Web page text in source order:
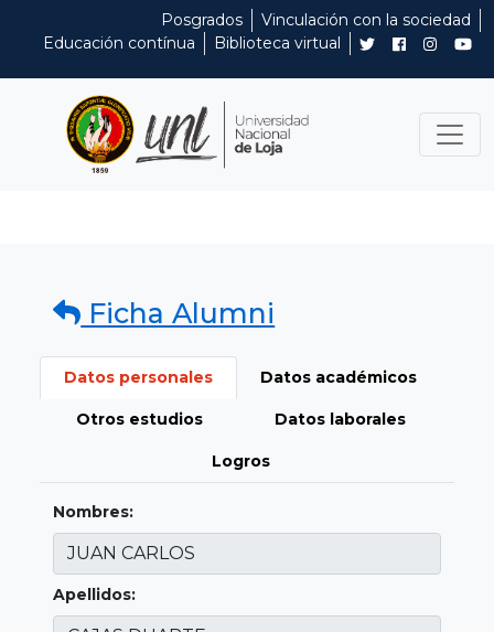
Posgrados
Vinculación con la sociedad
Educación contínua
Biblioteca virtual
Ficha Alumni
Datos personales Datos académicos
Otros estudios Datos laborales
Logros
Nombres:
Apellidos: